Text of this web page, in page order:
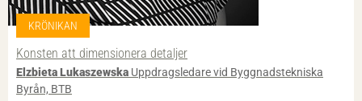
KRÖNIKAN
Konsten att dimensionera detaljer
Elzbieta Lukaszewska Uppdragsledare vid Byggnadstekniska
Byrån, BTB